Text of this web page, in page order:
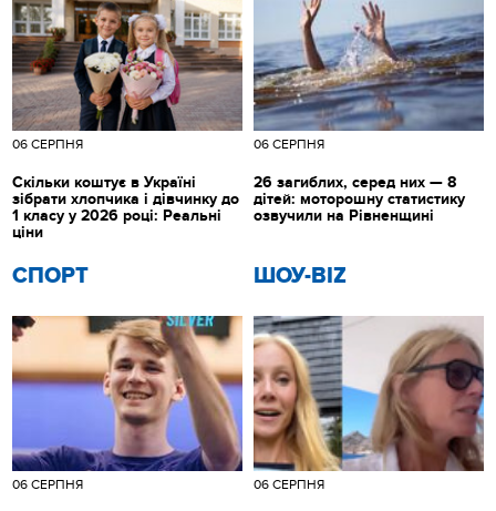
СПОРТ
06 СЕРПНЯ
ШОУ-BIZ
06 СЕРПНЯ
06 СЕРПНЯ
Скільки коштує в Україні
зібрати хлопчика і дівчинку до
1 класу у 2026 році: Реальні
ціни
06 СЕРПНЯ
26 загиблих, серед них — 8
дітей: моторошну статистику
озвучили на Рівненщині